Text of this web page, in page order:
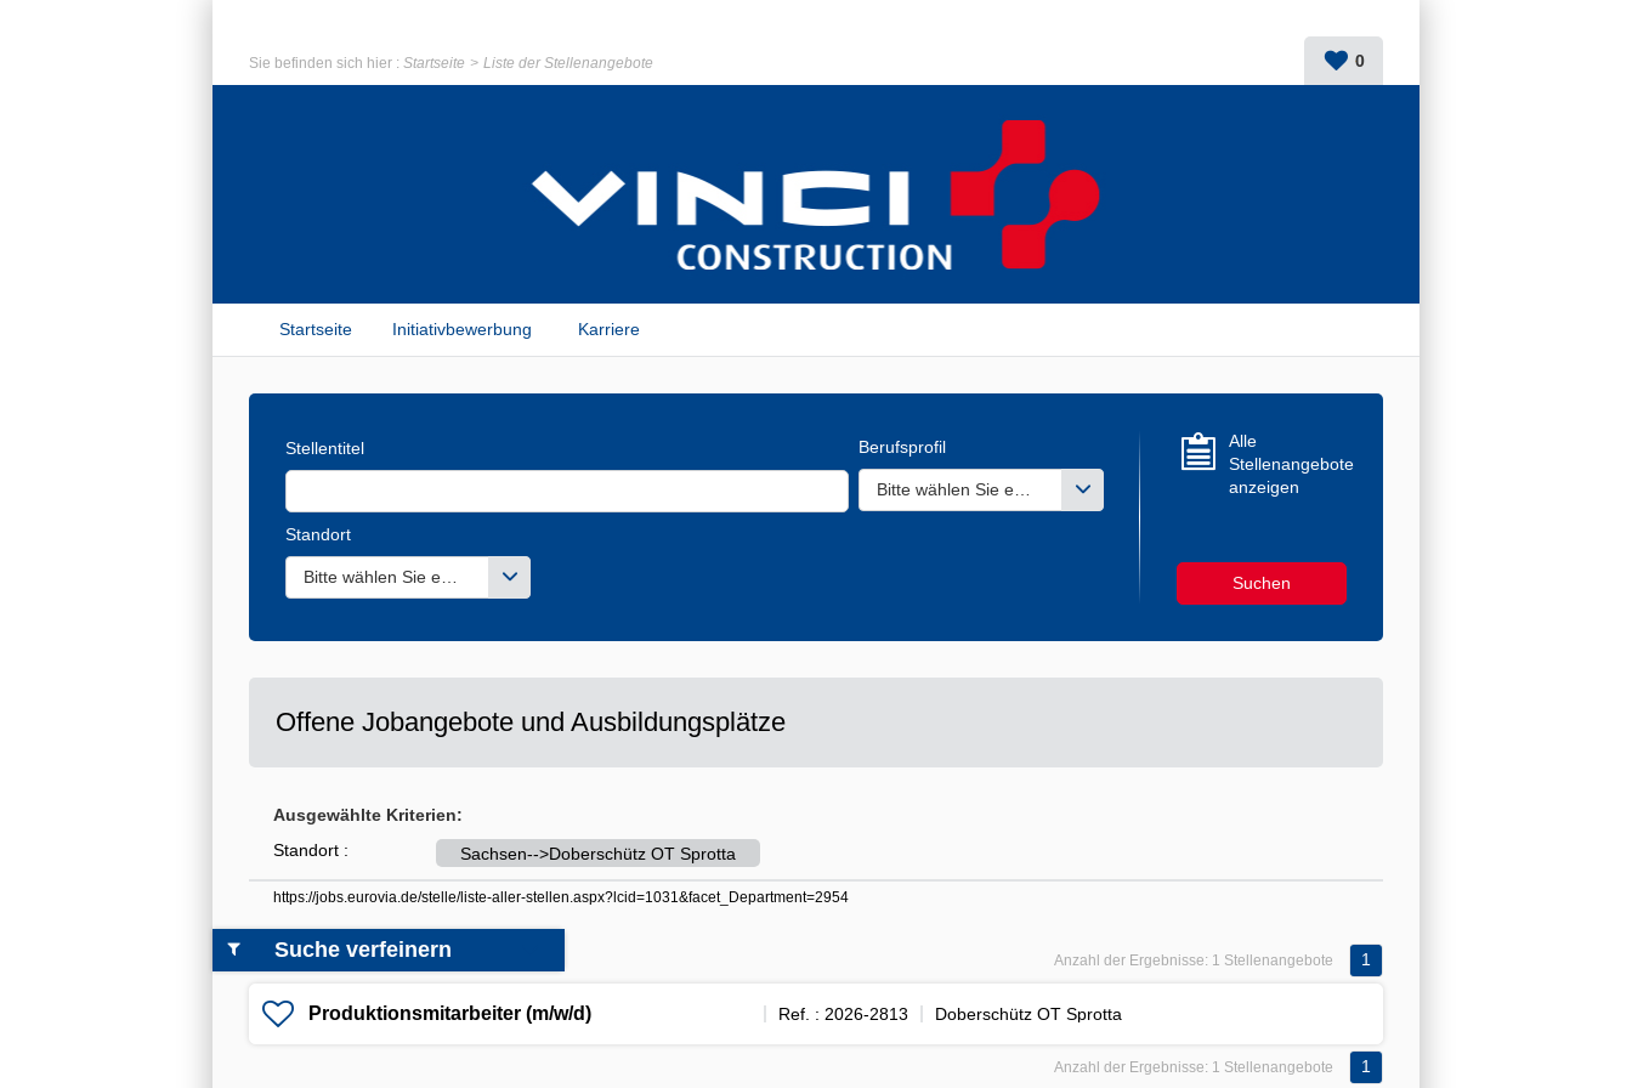
Sie befinden sich hier : Startseite Liste der Stellenangebote 0
Startseite Initiativbewerbung Karriere
Stellentitel Berufsprofil
Bitte wählen Sie einen oder mehrere Werte aus
Standort
Bitte wählen Sie einen oder mehrere Werte aus
Alle
Stellenangebote
anzeigen
Offene Jobangebote und Ausbildungsplätze
Ausgewählte Kriterien:
Standort :
Sachsen-->Doberschütz OT Sprotta
https://jobs.eurovia.de/stelle/liste-aller-stellen.aspx?lcid=1031&facet_Department=2954
Anzahl der Ergebnisse: 1 Stellenangebote 1
Produktionsmitarbeiter (m/w/d) Ref. : 2026-2813 Doberschütz OT Sprotta
Suche verfeinern
Anzahl der Ergebnisse: 1 Stellenangebote 1